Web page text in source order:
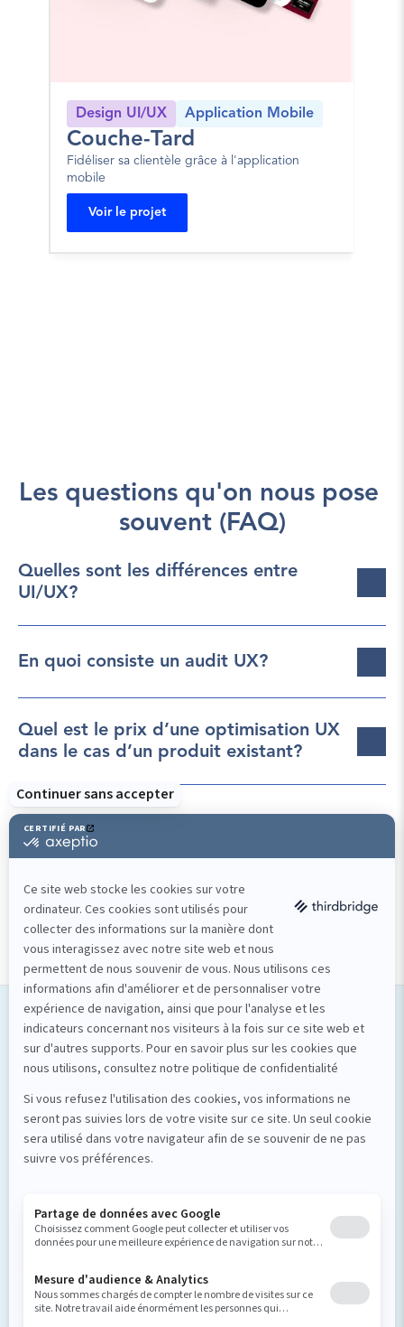
Design UI/UX Application Mobile
Couche-Tard
Fidéliser sa clientèle grâce à l'application
mobile
Voir le projet
Les questions qu'on nous pose
souvent (FAQ)
Quelles sont les différences entre
UI/UX?
En quoi consiste un audit UX?
Quel est le prix d’une optimisation UX
dans le cas d’un produit existant?
équipe!
Nous contacter
Solutions numériques
Nos services
Applications mobiles
Applications web
Logiciels sur mesure
Design et stratégie numérique
Intelligence artificielle
Enrichissement UX
Optimisation des processus d’affaires
À propos de nous
Carrière et culture